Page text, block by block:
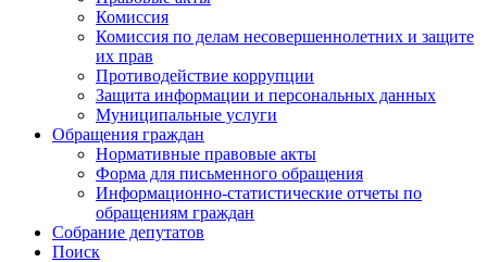
Комиссия
Комиссия по делам несовершеннолетних и защите
их прав
Противодействие коррупции
Защита информации и персональных данных
Муниципальные услуги
Обращения граждан
Нормативные правовые акты
Форма для письменного обращения
Информационно-статистические отчеты по
обращениям граждан
Собрание депутатов
Поиск